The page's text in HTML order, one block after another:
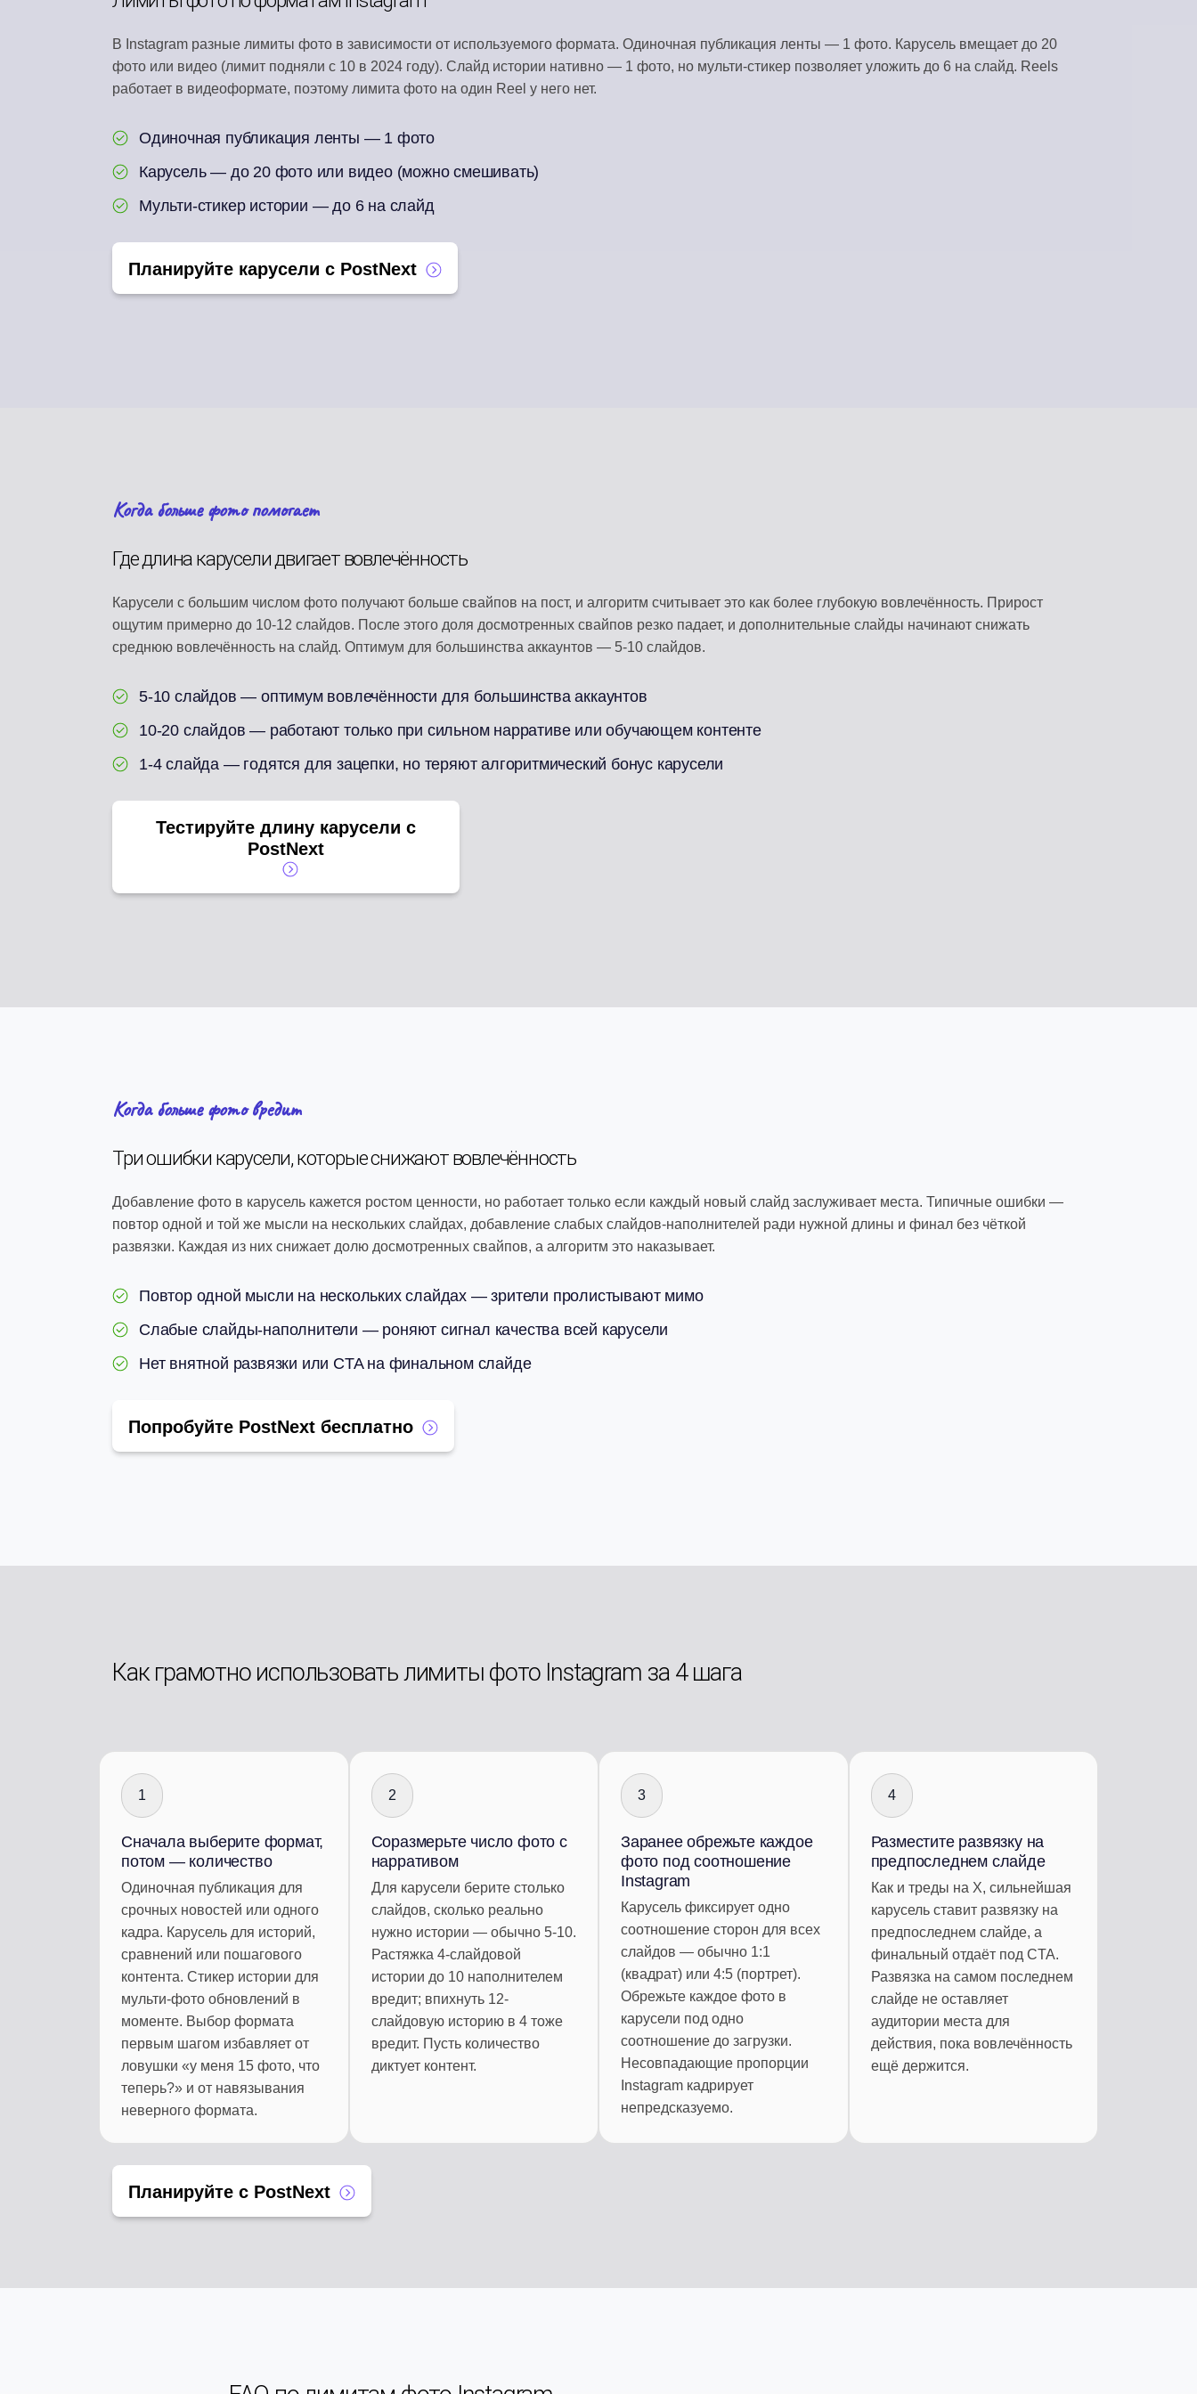
Отвечайте на комментарии в соцсетях Авточерновики из RSS-лент
AI-ПЕРЕПРОФИЛИРОВАНИЕ
В Instagram разные лимиты фото в зависимости от используемого формата. Одиночная публикация ленты — 1 фото. Карусель вмещает до 20
фото или видео (лимит подняли с 10 в 2024 году). Слайд истории нативно — 1 фото, но мульти-стикер позволяет уложить до 6 на слайд. Reels
работает в видеоформате, поэтому лимита фото на один Reel у него нет.
Одиночная публикация ленты — 1 фото
Карусель — до 20 фото или видео (можно смешивать)
Мульти-стикер истории — до 6 на слайд
Планируйте карусели с PostNext
Когда больше фото помогает
Где длина карусели двигает вовлечённость
Карусели с большим числом фото получают больше свайпов на пост, и алгоритм считывает это как более глубокую вовлечённость. Прирост
ощутим примерно до 10-12 слайдов. После этого доля досмотренных свайпов резко падает, и дополнительные слайды начинают снижать
среднюю вовлечённость на слайд. Оптимум для большинства аккаунтов — 5-10 слайдов.
5-10 слайдов — оптимум вовлечённости для большинства аккаунтов
10-20 слайдов — работают только при сильном нарративе или обучающем контенте
1-4 слайда — годятся для зацепки, но теряют алгоритмический бонус карусели
Тестируйте длину карусели с
PostNext
Когда больше фото вредит
Три ошибки карусели, которые снижают вовлечённость
Добавление фото в карусель кажется ростом ценности, но работает только если каждый новый слайд заслуживает места. Типичные ошибки —
повтор одной и той же мысли на нескольких слайдах, добавление слабых слайдов-наполнителей ради нужной длины и финал без чёткой
развязки. Каждая из них снижает долю досмотренных свайпов, а алгоритм это наказывает.
Повтор одной мысли на нескольких слайдах — зрители пролистывают мимо
Слабые слайды-наполнители — роняют сигнал качества всей карусели
Нет внятной развязки или CTA на финальном слайде
Попробуйте PostNext бесплатно
Как грамотно использовать лимиты фото Instagram за 4 шага
1
Сначала выберите формат,
потом — количество
Одиночная публикация для
срочных новостей или одного
кадра. Карусель для историй,
сравнений или пошагового
контента. Стикер истории для
мульти-фото обновлений в
моменте. Выбор формата
первым шагом избавляет от
ловушки «у меня 15 фото, что
теперь?» и от навязывания
неверного формата.
2
Соразмерьте число фото с
нарративом
Для карусели берите столько
слайдов, сколько реально
нужно истории — обычно 5-10.
Растяжка 4-слайдовой
истории до 10 наполнителем
вредит; впихнуть 12-
слайдовую историю в 4 тоже
вредит. Пусть количество
диктует контент.
3
Заранее обрежьте каждое
фото под соотношение
Instagram
Карусель фиксирует одно
соотношение сторон для всех
слайдов — обычно 1:1
(квадрат) или 4:5 (портрет).
Обрежьте каждое фото в
карусели под одно
соотношение до загрузки.
Несовпадающие пропорции
Instagram кадрирует
непредсказуемо.
4
Разместите развязку на
предпоследнем слайде
Как и треды на X, сильнейшая
карусель ставит развязку на
предпоследнем слайде, а
финальный отдаёт под CTA.
Развязка на самом последнем
слайде не оставляет
аудитории места для
действия, пока вовлечённость
ещё держится.
Планируйте с PostNext